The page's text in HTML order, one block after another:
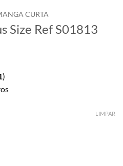
CURTA
Size Ref S01813
)
LIMPAR